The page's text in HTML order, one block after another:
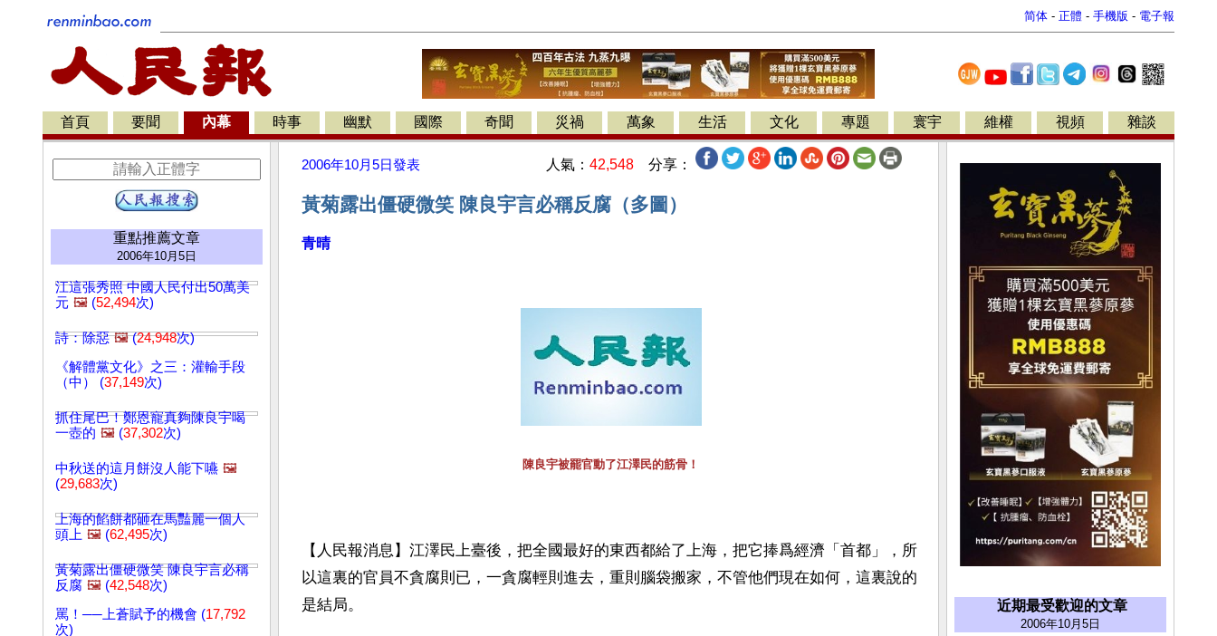
简体 - 正體 - 手機版 - 電子報
首頁 要聞 內幕 時事 幽默 國際 奇聞 災禍 萬象 生活 文化 專題 寰宇 維權 視頻 雜談
重點推薦文章
2006年10月5日
江這張秀照 中國人民付出50萬美
元 🖼️ (52,494次)
詩：除惡 🖼️(24,948次)
《解體黨文化》之三：灌輸手段
（中） (37,149次)
抓住尾巴！鄭恩寵真夠陳良宇喝
一壺的 🖼️ (37,302次)
中秋送的這月餅沒人能下嚥 🖼️
(29,683次)
上海的餡餅都砸在馬豔麗一個人
頭上 🖼️ (62,495次)
黃菊露出僵硬微笑 陳良宇言必稱
反腐 🖼️ (42,548次)
罵！──上蒼賦予的機會 (17,792
次)
2006年10月5日發表 人氣： 42,548 分享：
黃菊露出僵硬微笑 陳良宇言必稱反腐（多圖）
青晴
陳良宇被罷官動了江澤民的筋骨！
【人民報消息】江澤民上臺後，把全國最好的東西都給了上海，把它捧爲經濟「首都」，所
以這裏的官員不貪腐則已，一貪腐輕則進去，重則腦袋搬家，不管他們現在如何，這裏說的
是結局。
近期最受歡迎的文章
2006年10月5日